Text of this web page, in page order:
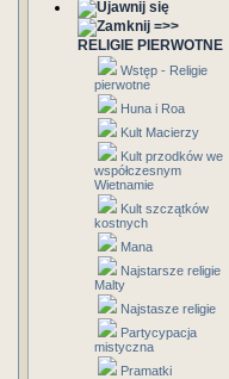
=>>
RELIGIE PIERWOTNE
Wstęp - Religie
pierwotne
Huna i Roa
Kult Macierzy
Kult przodków we
współczesnym
Wietnamie
Kult szczątków
kostnych
Mana
Najstarsze religie
Malty
Najstasze religie
Partycypacja
mistyczna
Pramatki